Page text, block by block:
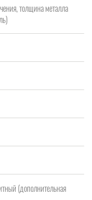
толщина металла
(дополнительная